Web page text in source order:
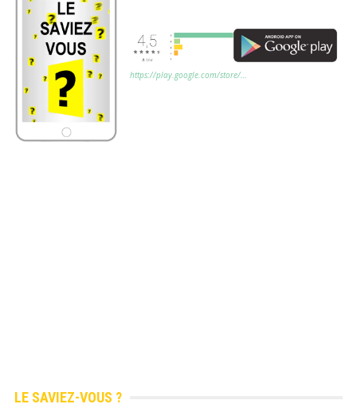
https://play.google.com/store/…
LE SAVIEZ-VOUS ?
Application mobile gratuite (Android)
Découvrez chaque
nnemen